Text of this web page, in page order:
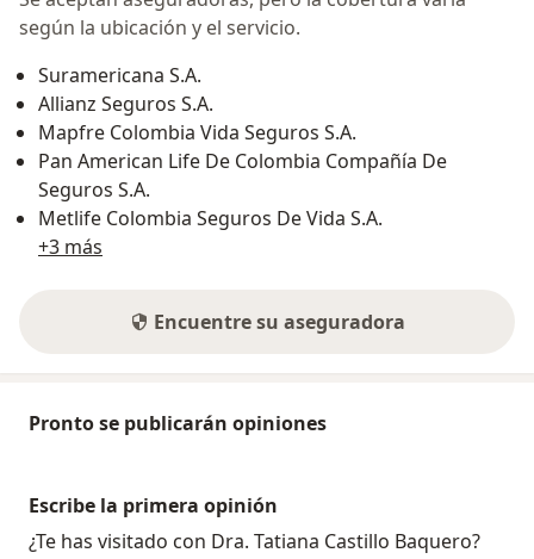
según la ubicación y el servicio.
Suramericana S.A.
Allianz Seguros S.A.
Mapfre Colombia Vida Seguros S.A.
Pan American Life De Colombia Compañía De
Seguros S.A.
Metlife Colombia Seguros De Vida S.A.
+3 más
Encuentre su aseguradora
Pronto se publicarán opiniones
Escribe la primera opinión
¿Te has visitado con Dra. Tatiana Castillo Baquero?